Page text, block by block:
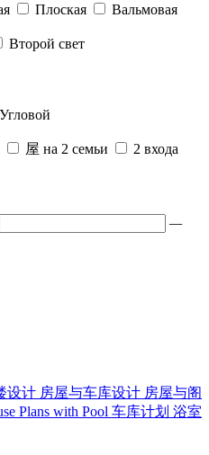
Плоская
Вальмовая
Второй свет
Угловой
屋 на 2 семьи
2 входа
—
设计 房屋与车库设计 房屋与阁
Plans with Pool 车库计划 浴室